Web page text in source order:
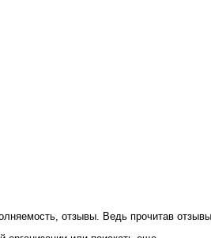
отзывы. Ведь прочитав